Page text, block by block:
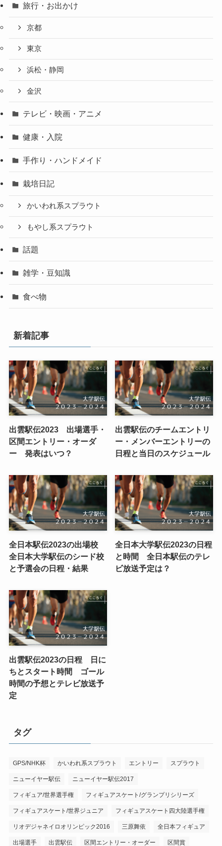
旅行・お出かけ
京都
東京
浜松・静岡
金沢
テレビ・映画・アニメ
健康・入院
手作り・ハンドメイド
栽培日記
かいわれ系スプラウト
もやし系スプラウト
話題
雑学・豆知識
食べ物
新着記事
出雲駅伝2023 出場選手・
区間エントリー・オーダ
ー 発表はいつ？
出雲駅伝のチームエントリ
ー・メンバーエントリーの
日程と当日のスケジュール
全日本駅伝2023の出場校
全日本大学駅伝のシード校
と予選会の日程・結果
全日本大学駅伝2023の日程
と時間 全日本駅伝のテレ
ビ放送予定は？
出雲駅伝2023の日程 日に
ちとスタート時間 ゴール
時間の予想とテレビ放送予
定
タグ
GPS/NHK杯 かいわれ系スプラウト エントリー スプラウト
ニューイヤー駅伝 ニューイヤー駅伝2017
フィギュア/世界選手権 フィギュアスケート/グランプリシリーズ
フィギュアスケート/世界ジュニア フィギュアスケート四大陸選手権
リオデジャネイロオリンピック2016 三原舞依 全日本フィギュア
出場選手 出雲駅伝 区間エントリー・オーダー 区間賞